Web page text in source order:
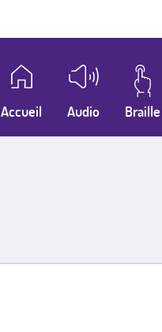
Accueil Audio Braille